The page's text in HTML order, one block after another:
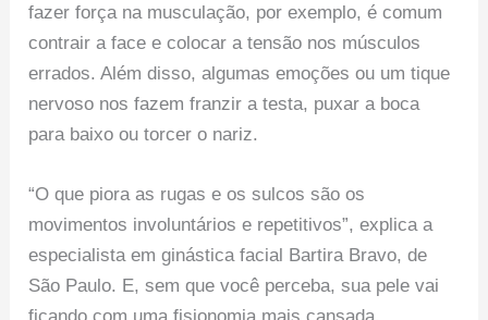
fazer força na musculação, por exemplo, é comum
contrair a face e colocar a tensão nos músculos
errados. Além disso, algumas emoções ou um tique
nervoso nos fazem franzir a testa, puxar a boca
para baixo ou torcer o nariz.
“O que piora as rugas e os sulcos são os
movimentos involuntários e repetitivos”, explica a
especialista em ginástica facial Bartira Bravo, de
São Paulo. E, sem que você perceba, sua pele vai
ficando com uma fisionomia mais cansada.